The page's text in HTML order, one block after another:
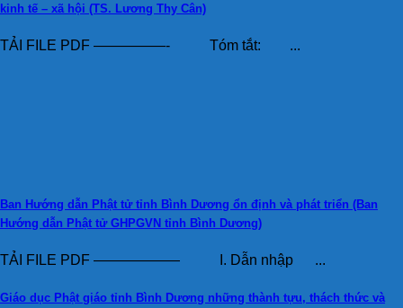
kinh tế – xã hội (TS. Lương Thy Cân)
TẢI FILE PDF —————- Tóm tắt: ...
Ban Hướng dẫn Phật tử tỉnh Bình Dương ổn định và phát triển (Ban
Hướng dẫn Phật tử GHPGVN tỉnh Bình Dương)
TẢI FILE PDF —————— I. Dẫn nhập ...
Giáo dục Phật giáo tỉnh Bình Dương những thành tựu, thách thức và